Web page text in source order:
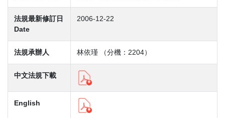
法規最新修訂日
Date
2006-12-22
法規承辦人 林依瑾 （分機：2204）
中文法規下載
English